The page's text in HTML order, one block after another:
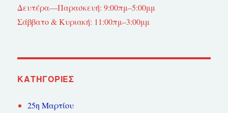
Δευτέρα—Παρασκευή: 9:00πμ–5:00μμ
Σάββατο & Κυριακή: 11:00πμ–3:00μμ
KΑΤΗΓΟΡΊΕΣ
25η Μαρτίου